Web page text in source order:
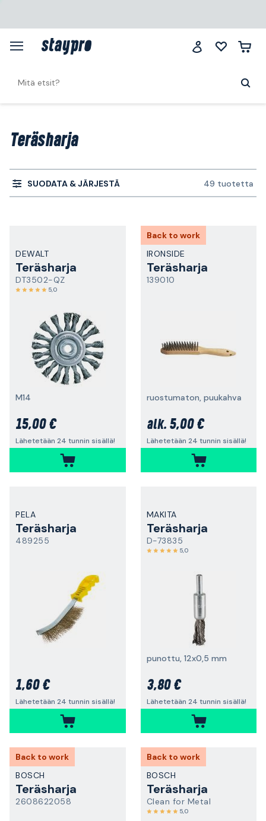
Teräsharja
SUODATA & JÄRJESTÄ 49 tuotetta
DEWALT
Teräsharja
DT3502-QZ
5,0
M14
15,00 €
Lähetetään 24 tunnin sisällä!
Back to work
IRONSIDE
Teräsharja
139010
ruostumaton, puukahva
alk. 5,00 €
Lähetetään 24 tunnin sisällä!
PELA
Teräsharja
489255
1,60 €
Lähetetään 24 tunnin sisällä!
MAKITA
Teräsharja
D-73835
5,0
punottu, 12x0,5 mm
3,80 €
Lähetetään 24 tunnin sisällä!
Back to work
BOSCH
Teräsharja
2608622058
Back to work
BOSCH
Teräsharja
Clean for Metal
5,0